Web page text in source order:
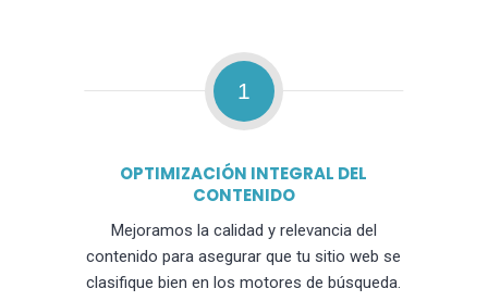
1
OPTIMIZACIÓN INTEGRAL DEL
CONTENIDO
Mejoramos la calidad y relevancia del
contenido para asegurar que tu sitio web se
clasifique bien en los motores de búsqueda.